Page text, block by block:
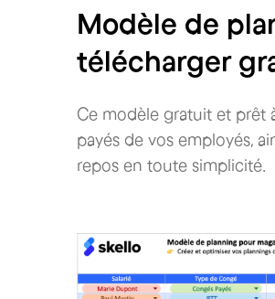
Modèle de
télécharger
Ce modèle gratuit et prêt
payés de vos employés,
repos en toute simplicité.